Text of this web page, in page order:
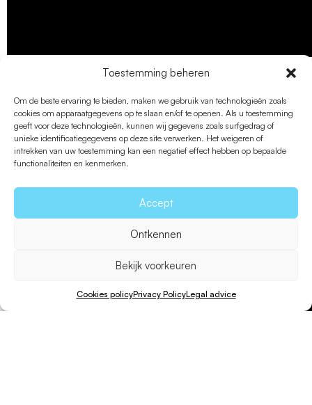
Toestemming beheren
Om de beste ervaring te bieden, maken we gebruik van technologieën zoals
cookies om apparaatgegevens op te slaan en/of te openen. Als u toestemming
geeft voor deze technologieën, kunnen wij gegevens zoals surfgedrag of
unieke identificatiegegevens op deze site verwerken. Het weigeren of
intrekken van uw toestemming kan een negatief effect hebben op bepaalde
functionaliteiten en kenmerken.
Accept
Ontkennen
Bekijk voorkeuren
Cookies policyPrivacy PolicyLegal advice